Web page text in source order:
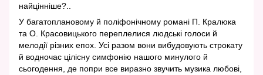
найцінніше?..
У багатоплановому й поліфонічному романі П. Кралюка
та О. Красовицького переплелися людські голоси й
мелодії різних епох. Усі разом вони вибудовують строкату
й водночас цілісну симфонію нашого минулого й
сьогодення, де попри все виразно звучить музика любові,